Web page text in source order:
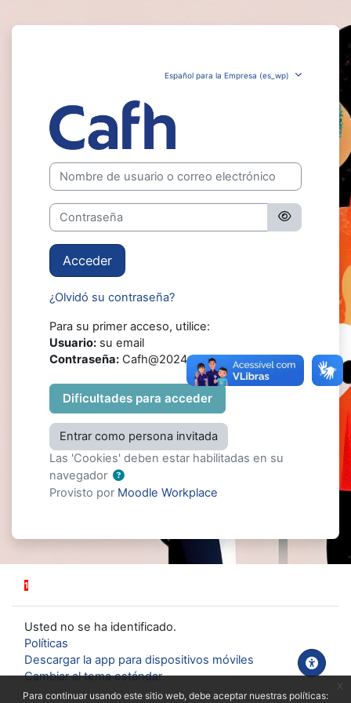
Para continuar usando este sitio web, debe aceptar nuestras políticas:
Español para la Empresa ‎(es_wp)‎
Cafh
Nombre de usuario o correo electrónico
Contraseña
Acceder
¿Olvidó su contraseña?
Para su primer acceso, utilice:
Usuario: su email
Contraseña: Cafh@2024
Dificultades para acceder
Entrar como persona invitada
Las 'Cookies' deben estar habilitadas en su
navegador
Provisto por Moodle Workplace
1
Usted no se ha identificado.
Políticas
Descargar la app para dispositivos móviles
Cambiar al tema estándar